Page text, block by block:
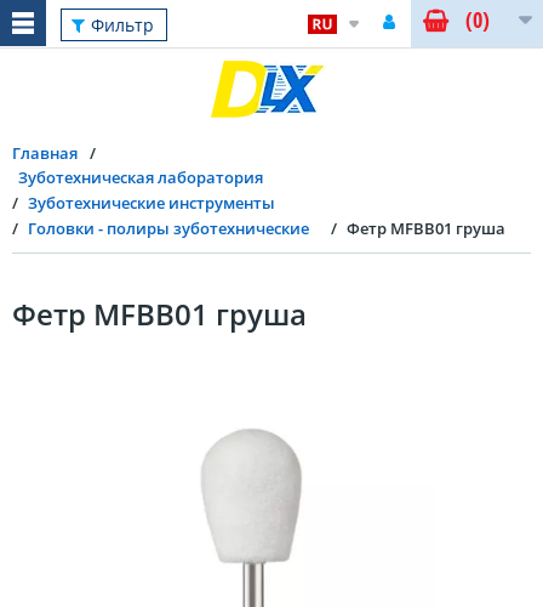
Фильтр (0)
Главная
Зуботехническая лаборатория
Зуботехнические инструменты
Головки - полиры зуботехнические
Фетр MFBB01 груша
Фетр MFBB01 груша